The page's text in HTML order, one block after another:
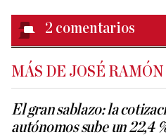
2 comentarios
MÁS DE JOSÉ
El gran sablazo: la
autónomos sube un 22,4